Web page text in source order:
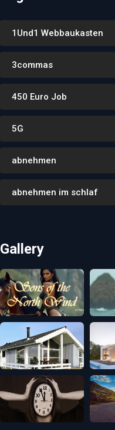
1Und1 Webbaukasten
3commas
450 Euro Job
5G
abnehmen
abnehmen im schlaf
Gallery